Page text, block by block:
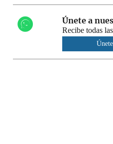
Únete a
Recibe todas
Únete